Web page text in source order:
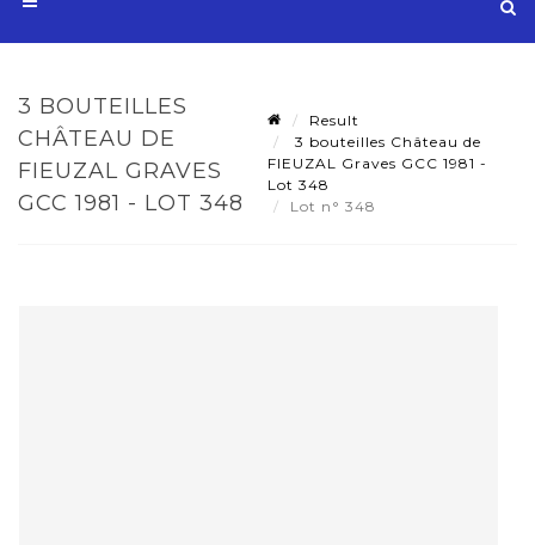
3 BOUTEILLES
CHÂTEAU DE
FIEUZAL GRAVES
GCC 1981 - LOT 348
Result
3 bouteilles Château de
FIEUZAL Graves GCC 1981 -
Lot 348
Lot n° 348